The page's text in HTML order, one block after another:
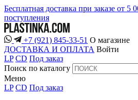
Бесплатная доставка при заказе от 5
поступления
+7 (921) 845-33-51 О магазине
ДОСТАВКА И ОПЛАТА Войти
LP CD Под заказ
Поиск по каталогу
Меню
LP CD Под заказ